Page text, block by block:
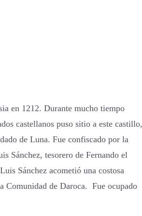
en 1212. Durante mucho tiempo
castellanos puso sitio a este castillo,
de Luna. Fue confiscado por la
Sánchez, tesorero de Fernando el
Sánchez acometió una costosa
Comunidad de Daroca. Fue ocupado